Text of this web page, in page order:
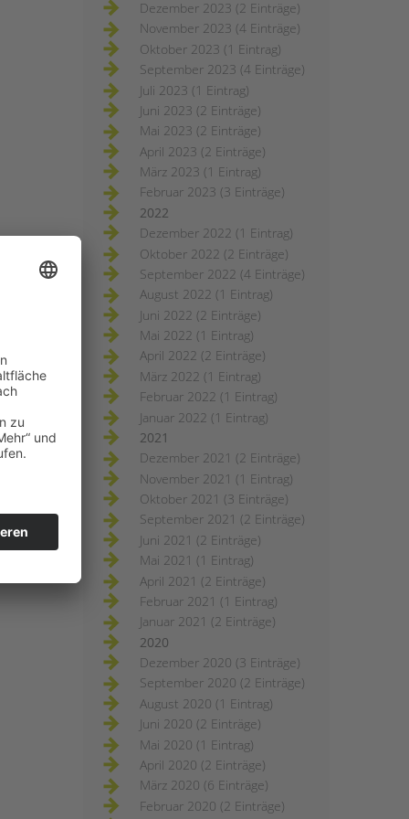
Dezember 2023 (2 Einträge)
November 2023 (4 Einträge)
Oktober 2023 (1 Eintrag)
September 2023 (4 Einträge)
Juli 2023 (1 Eintrag)
Juni 2023 (2 Einträge)
Mai 2023 (2 Einträge)
April 2023 (2 Einträge)
März 2023 (1 Eintrag)
Februar 2023 (3 Einträge)
2022
Dezember 2022 (1 Eintrag)
Oktober 2022 (2 Einträge)
September 2022 (4 Einträge)
August 2022 (1 Eintrag)
Juni 2022 (2 Einträge)
Mai 2022 (1 Eintrag)
April 2022 (2 Einträge)
März 2022 (1 Eintrag)
Februar 2022 (1 Eintrag)
Januar 2022 (1 Eintrag)
2021
Dezember 2021 (2 Einträge)
November 2021 (1 Eintrag)
Oktober 2021 (3 Einträge)
September 2021 (2 Einträge)
Juni 2021 (2 Einträge)
Mai 2021 (1 Eintrag)
April 2021 (2 Einträge)
Februar 2021 (1 Eintrag)
Januar 2021 (2 Einträge)
2020
Dezember 2020 (3 Einträge)
September 2020 (2 Einträge)
August 2020 (1 Eintrag)
Juni 2020 (2 Einträge)
Mai 2020 (1 Eintrag)
April 2020 (2 Einträge)
März 2020 (6 Einträge)
Februar 2020 (2 Einträge)